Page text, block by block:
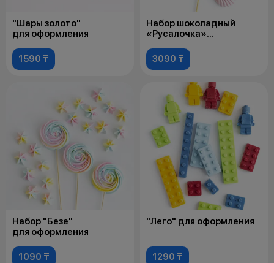
"Шары золото"
для оформления
1590 ₸
Набор шоколадный
«Русалочка»
3090 ₸
Набор "Безе"
для оформления
1090 ₸
"Лего" для оформления
1290 ₸